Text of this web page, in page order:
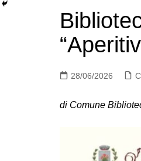
28/06/2026
di Comune